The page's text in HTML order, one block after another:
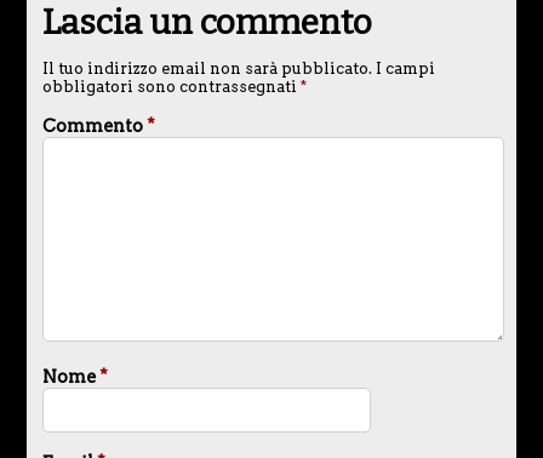
Lascia un commento
Il tuo indirizzo email non sarà pubblicato. I campi
obbligatori sono contrassegnati *
Commento*
Nome*